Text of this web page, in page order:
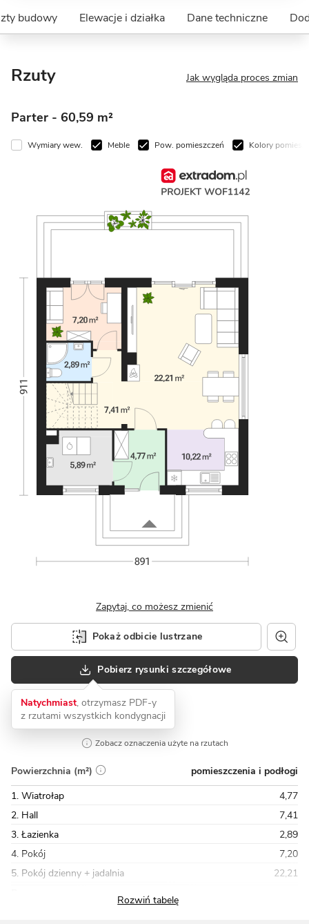
budowy Elewacje i działka Dane techniczne
Rzuty Jak wygląda proces zmian
Parter - 60,59 m²
Wymiary wew. Meble Pow. pomieszczeń Kolory
Zapytaj, co możesz zmienić
Pokaż odbicie lustrzane
Pobierz rysunki szczegółowe
Natychmiast, otrzymasz PDF-y
z rzutami wszystkich kondygnacji
Zobacz oznaczenia użyte na rzutach
Powierzchnia (m²)
pomieszczenia i podłogi
1. Wiatrołap
4,77
2. Hall
7,41
3. Łazienka
2,89
4. Pokój
7,20
5. Pokój dzienny + jadalnia
22,21